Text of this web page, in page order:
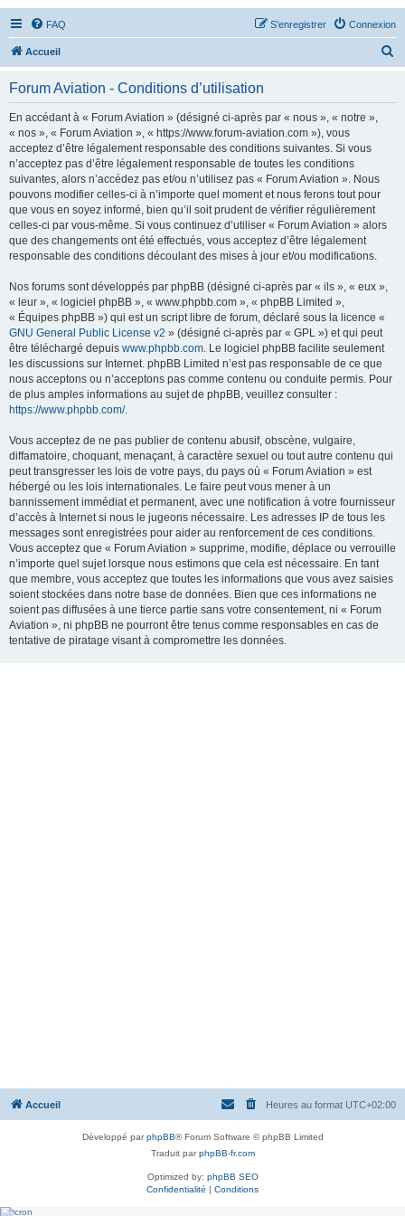
FAQ Connexion
S’enregistrer
Accueil
Forum Aviation - Conditions d’utilisation
En accédant à « Forum Aviation » (désigné ci-après par « nous », « notre »,
« nos », « Forum Aviation », « https://www.forum-aviation.com »), vous
acceptez d’être légalement responsable des conditions suivantes. Si vous
n’acceptez pas d’être légalement responsable de toutes les conditions
suivantes, alors n’accédez pas et/ou n’utilisez pas « Forum Aviation ». Nous
pouvons modifier celles-ci à n’importe quel moment et nous ferons tout pour
que vous en soyez informé, bien qu’il soit prudent de vérifier régulièrement
celles-ci par vous-même. Si vous continuez d’utiliser « Forum Aviation » alors
que des changements ont été effectués, vous acceptez d’être légalement
responsable des conditions découlant des mises à jour et/ou modifications.
Nos forums sont développés par phpBB (désigné ci-après par « ils », « eux »,
« leur », « logiciel phpBB », « www.phpbb.com », « phpBB Limited »,
« Équipes phpBB ») qui est un script libre de forum, déclaré sous la licence «
GNU General Public License v2 » (désigné ci-après par « GPL ») et qui peut
être téléchargé depuis www.phpbb.com. Le logiciel phpBB facilite seulement
les discussions sur Internet. phpBB Limited n’est pas responsable de ce que
nous acceptons ou n’acceptons pas comme contenu ou conduite permis. Pour
de plus amples informations au sujet de phpBB, veuillez consulter :
https://www.phpbb.com/.
Vous acceptez de ne pas publier de contenu abusif, obscène, vulgaire,
diffamatoire, choquant, menaçant, à caractère sexuel ou tout autre contenu qui
peut transgresser les lois de votre pays, du pays où « Forum Aviation » est
hébergé ou les lois internationales. Le faire peut vous mener à un
bannissement immédiat et permanent, avec une notification à votre fournisseur
d’accès à Internet si nous le jugeons nécessaire. Les adresses IP de tous les
messages sont enregistrées pour aider au renforcement de ces conditions.
Vous acceptez que « Forum Aviation » supprime, modifie, déplace ou verrouille
n’importe quel sujet lorsque nous estimons que cela est nécessaire. En tant
que membre, vous acceptez que toutes les informations que vous avez saisies
soient stockées dans notre base de données. Bien que ces informations ne
soient pas diffusées à une tierce partie sans votre consentement, ni « Forum
Aviation », ni phpBB ne pourront être tenus comme responsables en cas de
tentative de piratage visant à compromettre les données.
Accueil Heures au format UTC+02:00
Développé parphpBB® Forum Software © phpBB Limited
Traduit parphpBB-fr.com
Optimized by: phpBB SEO
Confidentialité | Conditions